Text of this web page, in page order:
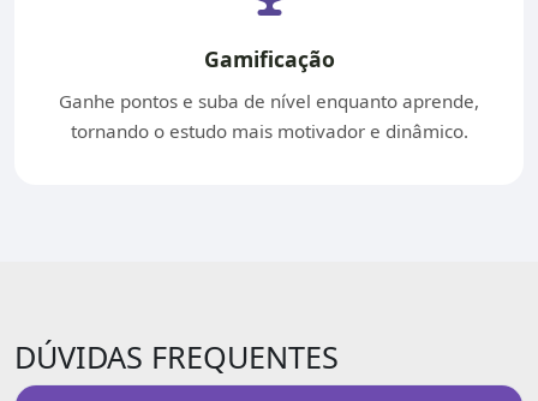
Gamificação
Ganhe pontos e suba de nível enquanto aprende,
tornando o estudo mais motivador e dinâmico.
DÚVIDAS FREQUENTES